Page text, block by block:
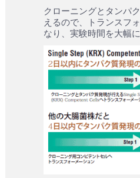
クローニングとタンパ
えるので、トランスフ
なり、実験時間を大幅